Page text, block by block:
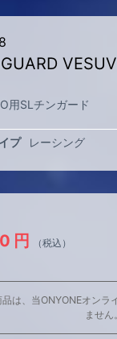
用SLチンガード
プ レーシング
円 （税込）
品は、当ONYONEオンラ
ません。